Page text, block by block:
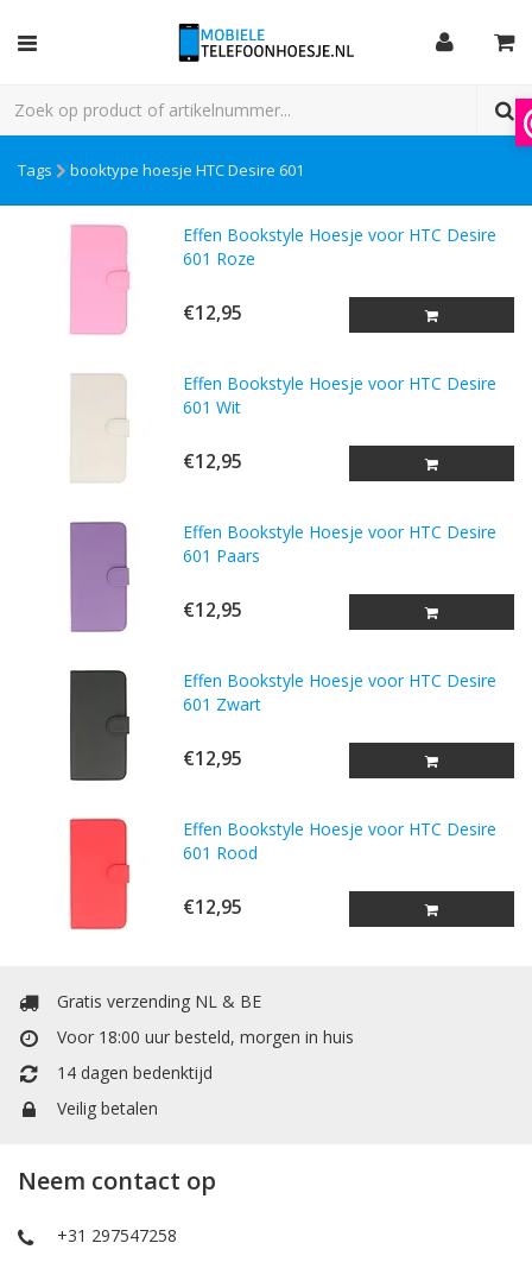
Tags booktype hoesje HTC Desire 601
Effen Bookstyle Hoesje voor HTC Desire
601 Roze
€12,95
Effen Bookstyle Hoesje voor HTC Desire
601 Wit
€12,95
Effen Bookstyle Hoesje voor HTC Desire
601 Paars
€12,95
Effen Bookstyle Hoesje voor HTC Desire
601 Zwart
€12,95
Effen Bookstyle Hoesje voor HTC Desire
601 Rood
€12,95
Gratis verzending NL & BE
Voor 18:00 uur besteld, morgen in huis
14 dagen bedenktijd
Veilig betalen
Neem contact op
+31 297547258